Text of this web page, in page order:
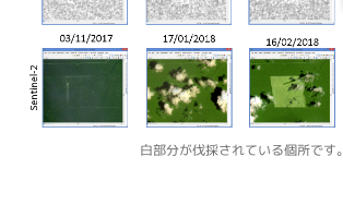
白部分が伐採されている個所です。